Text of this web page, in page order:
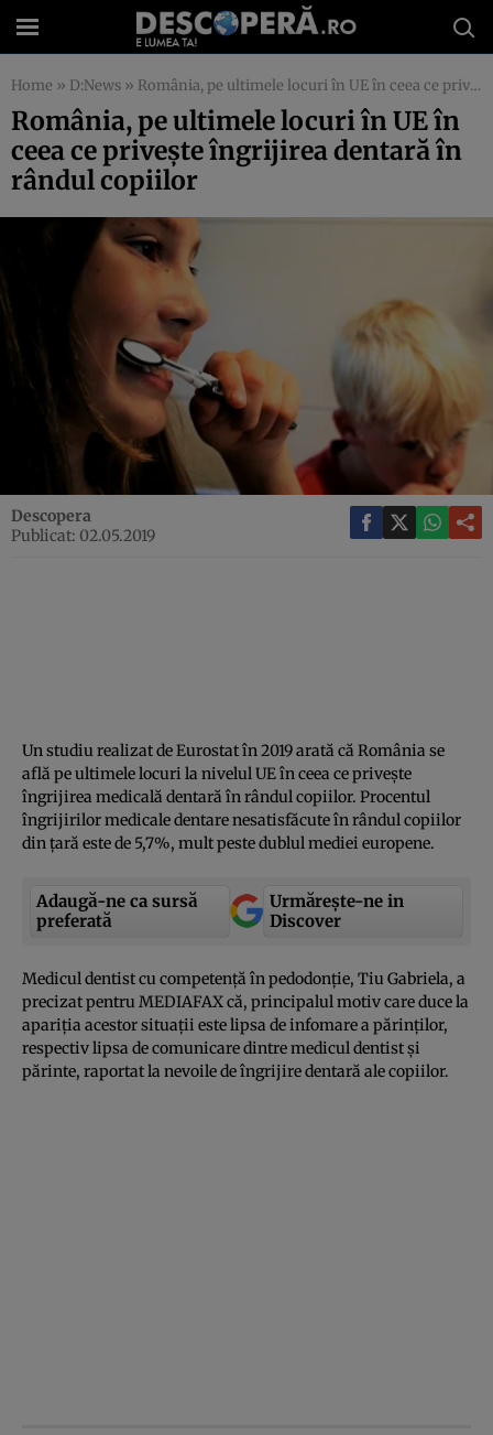
Home » D:News » România, pe ultimele locuri în UE în ceea ce priveşte îngrijirea dentară în rândul copiilor
România, pe ultimele locuri în UE în
ceea ce priveşte îngrijirea dentară în
rândul copiilor
Descopera
Publicat: 02.05.2019
Un studiu realizat de Eurostat în 2019 arată că România se
află pe ultimele locuri la nivelul UE în ceea ce priveşte
îngrijirea medicală dentară în rândul copiilor. Procentul
îngrijirilor medicale dentare nesatisfăcute în rândul copiilor
din ţară este de 5,7%, mult peste dublul mediei europene.
Adaugă-ne ca sursă
preferată
Urmărește-ne in
Discover
Medicul dentist cu competenţă în pedodonţie, Tiu Gabriela, a
precizat pentru MEDIAFAX că, principalul motiv care duce la
apariţia acestor situaţii este lipsa de infomare a părinţilor,
respectiv lipsa de comunicare dintre medicul dentist şi
părinte, raportat la nevoile de îngrijire dentară ale copiilor.